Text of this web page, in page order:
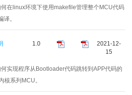
在linux环境下使用makefile管理整个MCU代码
。
1.0
2021-12-
15
实现程序从Bootloader代码跳转到APP代码的
核系列MCU。